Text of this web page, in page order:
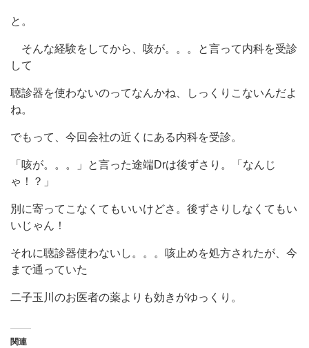
と。
そんな経験をしてから、咳が。。。と言って内科を受診
して
聴診器を使わないのってなんかね、しっくりこないんだよ
ね。
でもって、今回会社の近くにある内科を受診。
「咳が。。。」と言った途端Drは後ずさり。「なんじ
ゃ！？」
別に寄ってこなくてもいいけどさ。後ずさりしなくてもい
いじゃん！
それに聴診器使わないし。。。咳止めを処方されたが、今
まで通っていた
二子玉川のお医者の薬よりも効きがゆっくり。
関連